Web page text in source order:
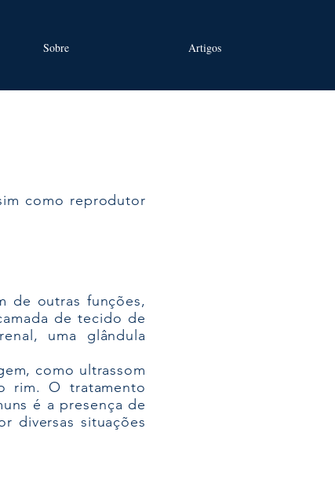
Sobre Artigos
como reprodutor
de outras funções,
de tecido de
uma glândula
como ultrassom
rim. O tratamento
é a presença de
diversas situações